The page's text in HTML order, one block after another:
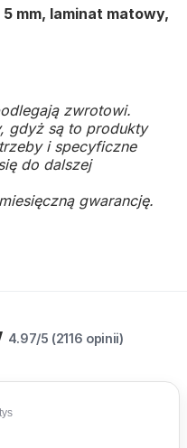
mm, laminat matowy,
zwrotowi.
gdyż są to produkty
i specyficzne
do dalszej
gwarancję.
4.97/5 (2116 opinii)